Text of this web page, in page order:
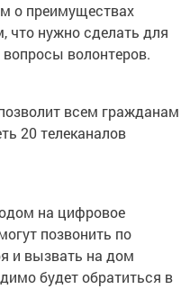
о преимуществах
что нужно сделать для
вопросы волонтеров.
всем гражданам
20 телеканалов
на цифровое
позвонить по
и вызвать на дом
будет обратиться в